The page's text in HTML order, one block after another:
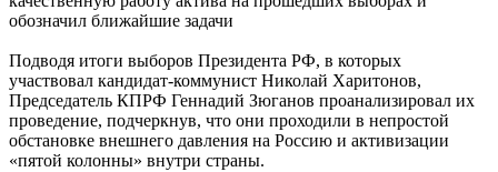
обозначил ближайшие задачи
Подводя итоги выборов Президента РФ, в которых
участвовал кандидат-коммунист Николай Харитонов,
Председатель КПРФ Геннадий Зюганов проанализировал их
проведение, подчеркнув, что они проходили в непростой
обстановке внешнего давления на Россию и активизации
«пятой колонны» внутри страны.